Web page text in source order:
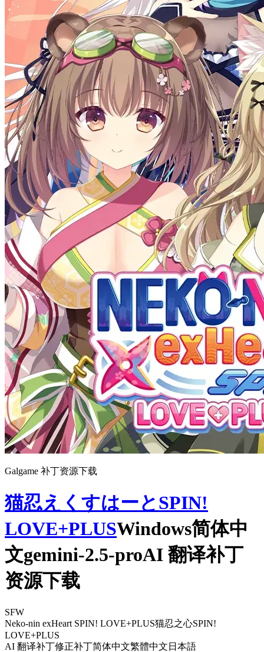
Galgame 补丁资源下载
猫忍えくすはーとSPIN!
LOVE+PLUSWindows简体中
文gemini-2.5-proAI 翻译补丁
资源下载
SFW
Neko-nin exHeart SPIN! LOVE+PLUS猫忍之心SPIN!
LOVE+PLUS
AI 翻译补丁修正补丁简体中文繁體中文 日本語